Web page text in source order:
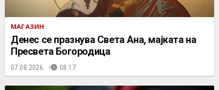
МАГАЗИН
Денес се празнува Света Ана, мајката на
Пресвета Богородица
07.08.2026. 08:17